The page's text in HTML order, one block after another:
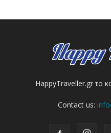
HappyTraveller.gr το
Contact us: